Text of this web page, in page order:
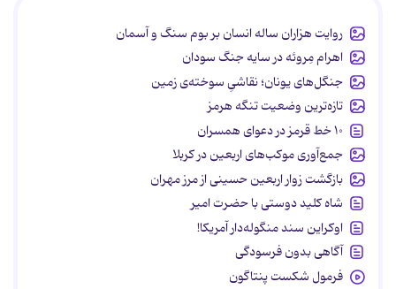
روایت هزاران ساله انسان بر بوم سنگ و آسمان
اهرام مِروئه در سایه جنگ سودان
جنگل‌های یونان؛ نقاشیِ سوخته‌ی زمین
تازه‌ترین وضعیت تنگه هرمز
۱۰ خط قرمز در دعوای همسران
جمع‌آوری موکب‌های اربعین در کربلا
بازگشت زوار اربعین حسینی از مرز مهران
شاه کلید دوستی با حضرت امیر
اوکراین سند منگوله‌دار آمریکا!
آگاهی بدون فرسودگی
فرمول شکست پنتاگون